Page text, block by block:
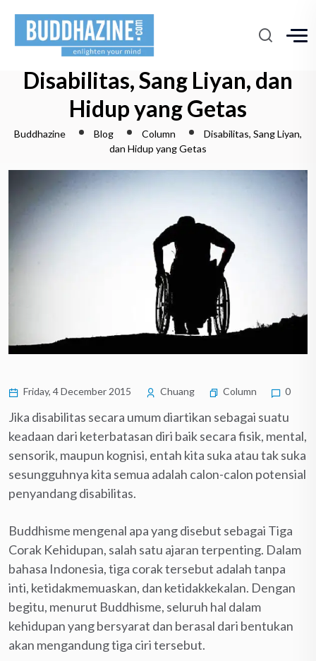
Disabilitas, Sang Liyan, dan
Hidup yang Getas
Buddhazine Blog Column
Disabilitas, Sang Liyan,
dan Hidup yang Getas
Friday, 4 December 2015 Chuang Column 0
Jika disabilitas secara umum diartikan sebagai suatu
keadaan dari keterbatasan diri baik secara fisik, mental,
sensorik, maupun kognisi, entah kita suka atau tak suka
sesungguhnya kita semua adalah calon-calon potensial
penyandang disabilitas.
Buddhisme mengenal apa yang disebut sebagai Tiga
Corak Kehidupan, salah satu ajaran terpenting. Dalam
bahasa Indonesia, tiga corak tersebut adalah tanpa
inti, ketidakmemuaskan, dan ketidakkekalan. Dengan
begitu, menurut Buddhisme, seluruh hal dalam
kehidupan yang bersyarat dan berasal dari bentukan
akan mengandung tiga ciri tersebut.